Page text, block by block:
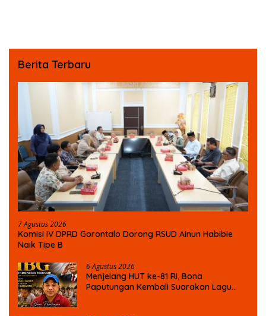
Berita Terbaru
7 Agustus 2026
Komisi IV DPRD Gorontalo Dorong RSUD Ainun Habibie
Naik Tipe B
6 Agustus 2026
Menjelang HUT ke-81 RI, Bona
Paputungan Kembali Suarakan Lagu